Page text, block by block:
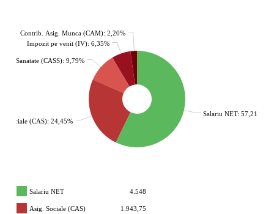
Salariu NET: 57,21%
Sociale (CAS): 24,45%
Sanatate (CASS): 9,79%
Impozit pe venit (IV): 6,35%
Contrib. Asig. Munca (CAM): 2,20%
Salariu NET 4.548
Asig. Sociale (CAS) 1.943,75